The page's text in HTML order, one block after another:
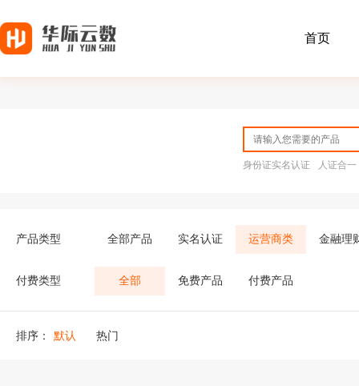
首页
身份证实名认证 人证合一
产品类型 全部产品 实名认证 运营商类 金融理
付费类型 全部 免费产品 付费产品
排序： 默认 热门